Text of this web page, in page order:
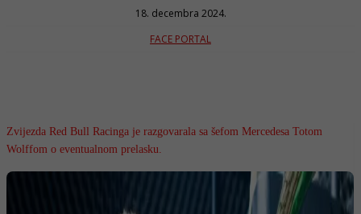
18. decembra 2024.
FACE PORTAL
Zvijezda Red Bull Racinga je razgovarala sa šefom Mercedesa Totom
Wolffom o eventualnom prelasku.